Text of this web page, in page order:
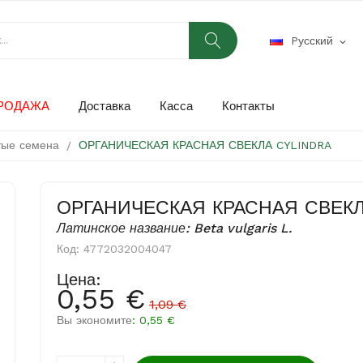
Pусский expand_more
Доставка Касса Контакты
семена ОРГАНИЧЕСКАЯ КРАСНАЯ СВЕКЛА CYLINDRA
ОРГАНИЧЕСКАЯ КРАСНАЯ
Латинское название: Beta vulgaris L.
Код: 4772032004047
Цена:
0,55 € 1,09 €
Вы экономите: 0,55 €